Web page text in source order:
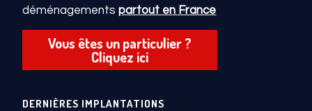
déménagementspartout en France
Vous êtes un particulier ?
Cliquez ici
DERNIÈRES IMPLANTATIONS